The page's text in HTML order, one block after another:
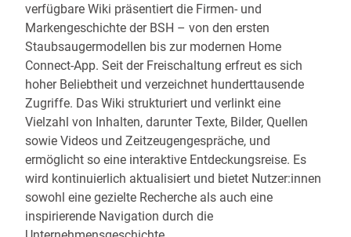
verfügbare Wiki präsentiert die Firmen- und
Markengeschichte der BSH – von den ersten
Staubsaugermodellen bis zur modernen Home
Connect-App. Seit der Freischaltung erfreut es sich
hoher Beliebtheit und verzeichnet hunderttausende
Zugriffe. Das Wiki strukturiert und verlinkt eine
Vielzahl von Inhalten, darunter Texte, Bilder, Quellen
sowie Videos und Zeitzeugengespräche, und
ermöglicht so eine interaktive Entdeckungsreise. Es
wird kontinuierlich aktualisiert und bietet Nutzer:innen
sowohl eine gezielte Recherche als auch eine
inspirierende Navigation durch die